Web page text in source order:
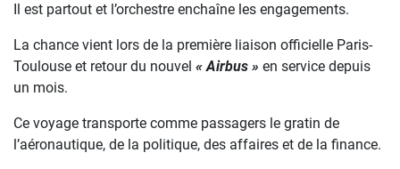
Il est partout et l’orchestre enchaîne les engagements.
La chance vient lors de la première liaison officielle Paris-
Toulouse et retour du nouvel « Airbus » en service depuis
un mois.
Ce voyage transporte comme passagers le gratin de
l’aéronautique, de la politique, des affaires et de la finance.